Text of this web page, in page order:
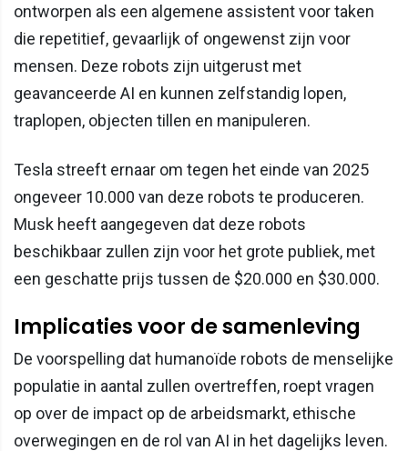
ontworpen als een algemene assistent voor taken
die repetitief, gevaarlijk of ongewenst zijn voor
mensen. Deze robots zijn uitgerust met
geavanceerde AI en kunnen zelfstandig lopen,
traplopen, objecten tillen en manipuleren.
Tesla streeft ernaar om tegen het einde van 2025
ongeveer 10.000 van deze robots te produceren.
Musk heeft aangegeven dat deze robots
beschikbaar zullen zijn voor het grote publiek, met
een geschatte prijs tussen de $20.000 en $30.000.
Implicaties voor de samenleving
De voorspelling dat humanoïde robots de menselijke
populatie in aantal zullen overtreffen, roept vragen
op over de impact op de arbeidsmarkt, ethische
overwegingen en de rol van AI in het dagelijks leven.